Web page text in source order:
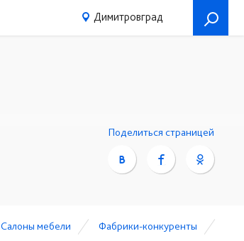
Димитровград
Поделиться страницей
Cалоны мебели
Фабрики-конкуренты